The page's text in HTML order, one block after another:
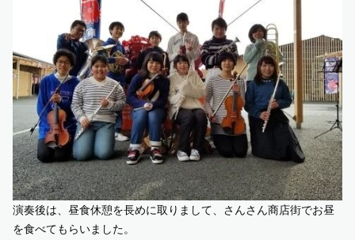
演奏後は、昼食休憩を長めに取りまして、さんさん商店街でお昼
を食べてもらいました。